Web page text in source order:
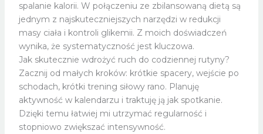
spalanie kalorii. W połączeniu ze zbilansowaną dietą są
jednym z najskuteczniejszych narzędzi w redukcji
masy ciała i kontroli glikemii. Z moich doświadczeń
wynika, że systematyczność jest kluczowa.
Jak skutecznie wdrożyć ruch do codziennej rutyny?
Zacznij od małych kroków: krótkie spacery, wejście po
schodach, krótki trening siłowy rano. Planuję
aktywność w kalendarzu i traktuję ją jak spotkanie.
Dzięki temu łatwiej mi utrzymać regularność i
stopniowo zwiększać intensywność.